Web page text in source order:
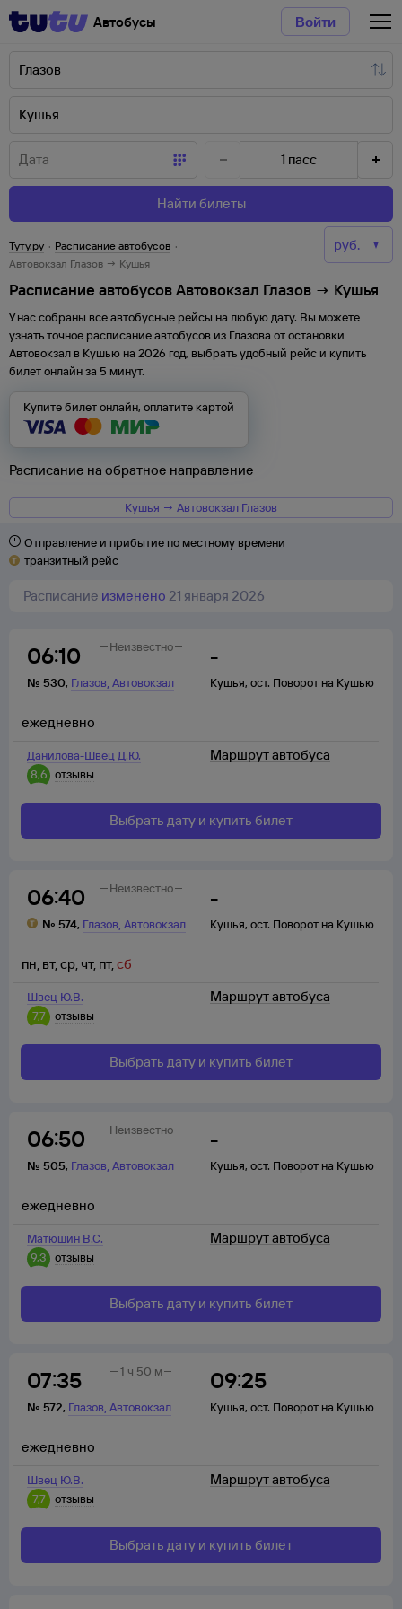
Автобусы Войти
1 пасс
Найти билеты
Туту.ру · Расписание автобусов ·
Автовокзал Глазов → Кушья
Расписание автобусов Автовокзал Глазов → Кушья
У нас собраны все автобусные рейсы на любую дату. Вы можете
узнать точное расписание автобусов из Глазова отостановки
Автовокзал в Кушью на 2026 год, выбрать удобный рейс и купить
билет онлайн за 5 минут.
Купите билет онлайн, оплатите картой
Расписание на обратное направление
Кушья → Автовокзал Глазов
Отправление и прибытие по местному времени
транзитный рейс
Расписание изменено 21 января 2026
06:10
№ 530, Глазов,Автовокзал
-
Кушья, ост. Поворот на Кушью
Неизвестно
Данилова-Швец Д.Ю.
8,6 отзывы
ежедневно
Маршрут автобуса
Выбрать дату и купить билет
06:40
№ 574, Глазов,Автовокзал
-
Кушья, ост. Поворот на Кушью
Неизвестно
Швец Ю.В.
7,7
отзывы
пн, вт,ср, чт, пт,сб
Маршрут автобуса
Выбрать дату и купить билет
06:50
№ 505, Глазов,Автовокзал
-
Кушья, ост. Поворот на Кушью
Неизвестно
Матюшин В.С.
9,3
отзывы
ежедневно
Маршрут автобуса
Выбрать дату и купить билет
07:35
№ 572, Глазов,Автовокзал
09:25
Кушья, ост. Поворот на Кушью
1 ч 50 м
Швец Ю.В.
7,7
отзывы
ежедневно
Маршрут автобуса
Выбрать дату и купить билет